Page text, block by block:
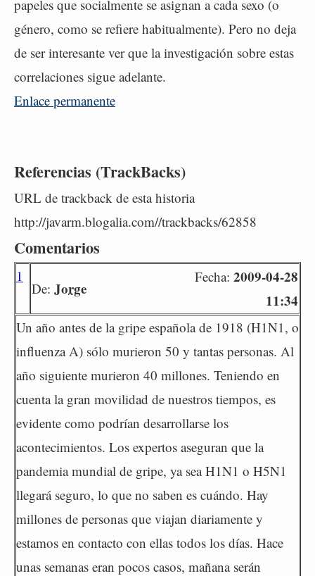
papeles que socialmente se asignan a cada sexo (o
género, como se refiere habitualmente). Pero no deja
de ser interesante ver que la investigación sobre estas
correlaciones sigue adelante.
Enlace permanente
Referencias (TrackBacks)
URL de trackback de esta historia
http://javarm.blogalia.com//trackbacks/62858
Comentarios
1
De: Jorge
Fecha: 2009-04-28
11:34
Un año antes de la gripe española de 1918 (H1N1, o
influenza A) sólo murieron 50 y tantas personas. Al
año siguiente murieron 40 millones. Teniendo en
cuenta la gran movilidad de nuestros tiempos, es
evidente como podrían desarrollarse los
acontecimientos. Los expertos aseguran que la
pandemia mundial de gripe, ya sea H1N1 o H5N1
llegará seguro, lo que no saben es cuándo. Hay
millones de personas que viajan diariamente y
estamos en contacto con ellas todos los días. Hace
unas semanas eran pocos casos, mañana serán